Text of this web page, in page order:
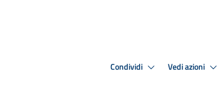
Condividi Vedi azioni